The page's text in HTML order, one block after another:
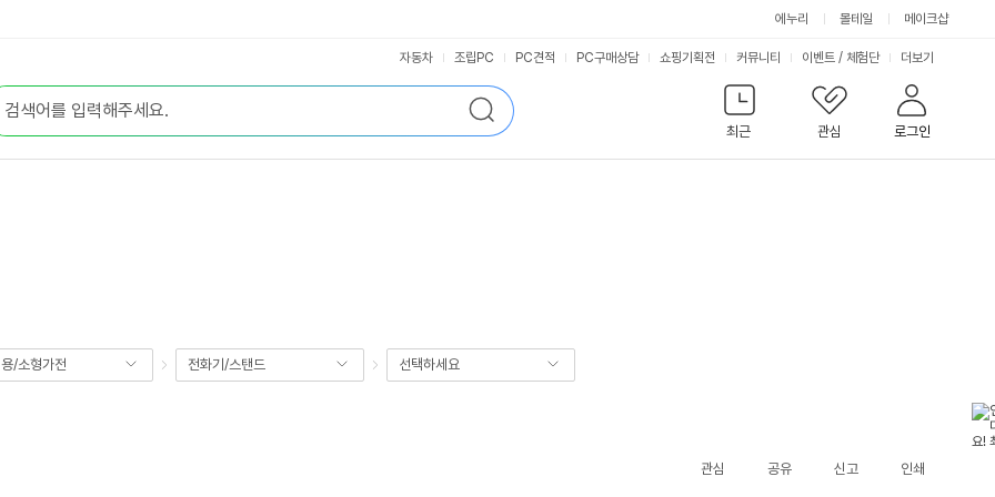
에누리 몰테일 메이크샵
검
색
최근
관심 로그인
자동차 조립PC PC견적 PC구매상담 쇼핑기획전 커뮤니티 이벤트 / 체험단 서
비
스
더보기
/소형가전 전화기/스탠드 선택하세요
관심 공유 신고 인쇄